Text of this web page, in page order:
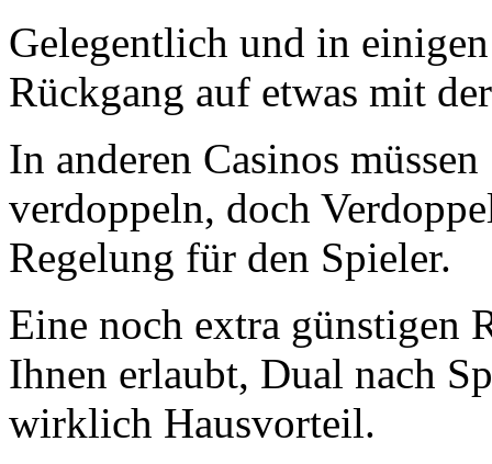
Gelegentlich und in
Rückgang auf etwas mit
In anderen Casinos
verdoppeln, doch
Regelung für den Spieler.
Eine noch extra günstigen
Ihnen erlaubt, Dual nach
wirklich Hausvorteil.